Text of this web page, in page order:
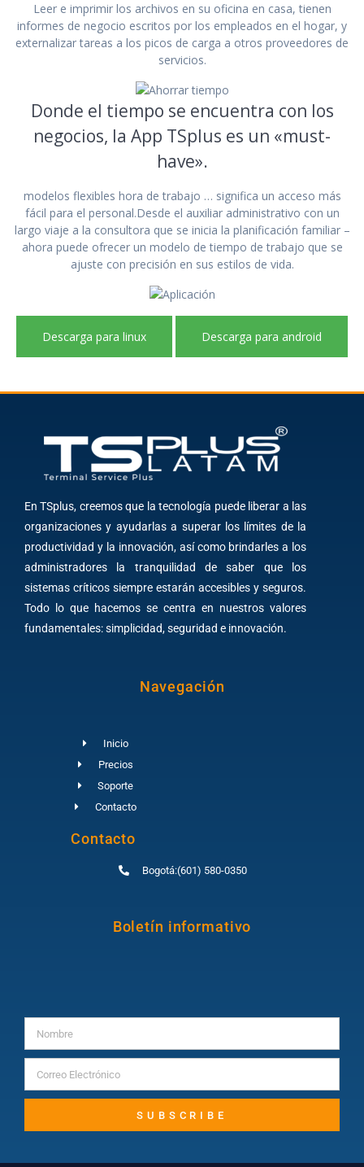
Leer e imprimir los archivos en su oficina en casa, tienen
informes de negocio escritos por los empleados en el hogar, y
externalizar tareas a los picos de carga a otros proveedores de
servicios.
Donde el tiempo se encuentra con los
negocios, la App TSplus es un «must-
have».
modelos flexibles hora de trabajo … significa un acceso más
fácil para el personal.Desde el auxiliar administrativo con un
largo viaje a la consultora que se inicia la planificación familiar –
ahora puede ofrecer un modelo de tiempo de trabajo que se
ajuste con precisión en sus estilos de vida.
Descarga para linux Descarga para android
En TSplus, creemos que la tecnología puede liberar a las
organizaciones y ayudarlas a superar los límites de la
productividad y la innovación, así como brindarles a los
administradores la tranquilidad de saber que los
sistemas críticos siempre estarán accesibles y seguros.
Todo lo que hacemos se centra en nuestros valores
fundamentales: simplicidad, seguridad e innovación.
Navegación
Inicio
Precios
Soporte
Contacto
Contacto
Bogotá:(601) 580-0350
Boletín informativo
SUBSCRIBE